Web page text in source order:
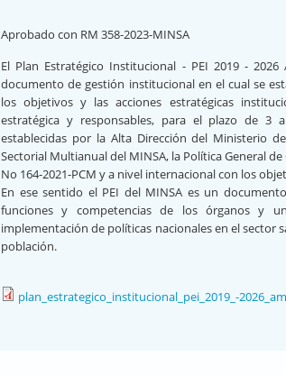
Aprobado con RM 358-2023-MINSA
El Plan Estratégico Institucional - PEI 2019 -
documento de gestión institucional en el cual se
los objetivos y las acciones estratégicas
estratégica y responsables, para el plazo de 3
establecidas por la Alta Dirección del Ministerio
Sectorial Multianual del MINSA, la Política General
No 164-2021-PCM y a nivel internacional con los
En ese sentido el PEI del MINSA es un
funciones y competencias de los órganos y
implementación de políticas nacionales en el sector
población.
plan_estrategico_institucional_pei_2019_-